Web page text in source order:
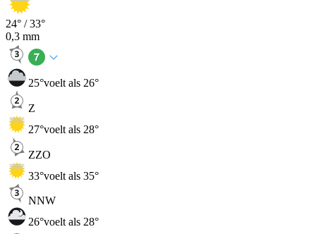
24° /33°
0,3 mm
25°voelt als 26°
Z
27°voelt als 28°
ZZO
33°voelt als 35°
NNW
26°voelt als 28°